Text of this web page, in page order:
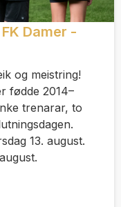
Damer -
og meistring!
fødde 2014–
trenarar, to
13. august.